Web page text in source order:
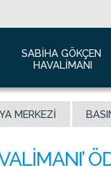
SABIHA GÖKÇEN
HAVALIMANI
Hakkımızda
Havalimanı
Ödüllerimiz
MERKEZI